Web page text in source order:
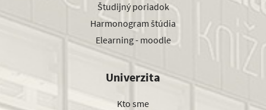
Študijný poriadok
Harmonogram štúdia
Elearning - moodle
Univerzita
Kto sme